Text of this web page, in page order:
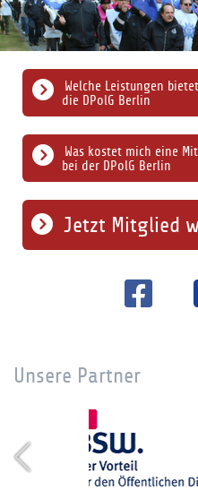
Was kostet mich eine
bei der DPolG Berlin
Welche Leistungen bietet
die DPolG Berlin
Jetzt Mitglied
Unsere Partner